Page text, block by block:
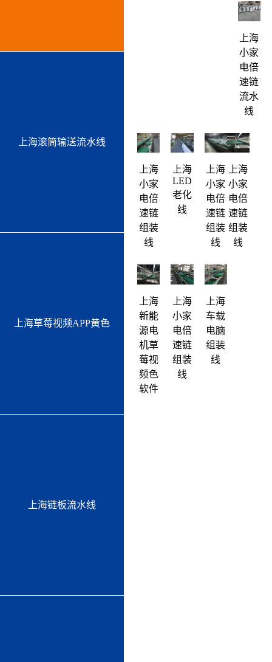
上海滚筒输送流水线
上海草莓视频APP黄色
上海链板流水线
上海
小家
电倍
速链
流水
线
上海
小家
电倍
速链
组装
线
上海
LED
老化
线
上海
小家
电倍
速链
组装
线
上海
小家
电倍
速链
组装
线
上海
新能
源电
机草
莓视
频色
软件
上海
小家
电倍
速链
组装
线
上海
车载
电脑
组装
线